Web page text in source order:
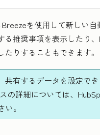
を使用して新しい
推奨事項を表示したり
りすることもできます。
共有するデータを設定で
の詳細については、
。